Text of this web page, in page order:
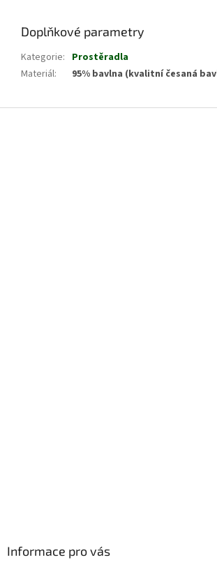
Doplňkové parametry
Kategorie: Prostěradla
Materiál: 95% bavlna (kvalitní česaná
Informace pro vás